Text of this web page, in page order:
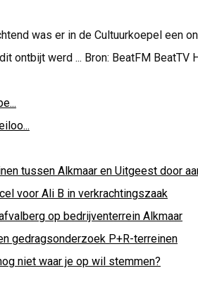
was er in de Cultuurkoepel een
ontbijt werd ... Bron: BeatFM BeatTV
tussen Alkmaar en Uitgeest door
voor Ali B in verkrachtingszaak
op bedrijventerrein Alkmaar
gedragsonderzoek P+R-terreinen
niet waar je op wil stemmen?